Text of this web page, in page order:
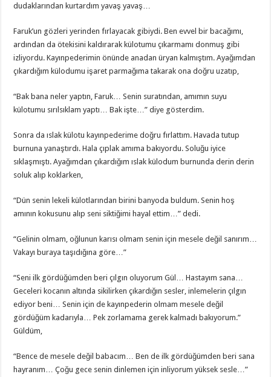
dudaklarından kurtardım yavaş yavaş…
Faruk’un gözleri yerinden fırlayacak gibiydi. Ben evvel bir bacağımı,
ardından da ötekisini kaldırarak külotumu çıkarmamı donmuş gibi
izliyordu. Kayınpederimin önünde anadan üryan kalmıştım. Ayağımdan
çıkardığım külodumu işaret parmağıma takarak ona doğru uzatıp,
“Bak bana neler yaptın, Faruk… Senin suratından, amımın suyu
külotumu sırılsıklam yaptı… Bak işte…” diye gösterdim.
Sonra da ıslak külotu kayınpederime doğru fırlattım. Havada tutup
burnuna yanaştırdı. Hala çıplak amıma bakıyordu. Soluğu iyice
sıklaşmıştı. Ayağımdan çıkardığım ıslak külodum burnunda derin derin
soluk alıp koklarken,
“Dün senin lekeli külotlarından birini banyoda buldum. Senin hoş
amının kokusunu alıp seni siktiğimi hayal ettim…” dedi.
“Gelinin olmam, oğlunun karısı olmam senin için mesele değil sanırım…
Vakayı buraya taşıdığına göre…”
“Seni ilk gördüğümden beri çılgın oluyorum Gül… Hastayım sana…
Geceleri kocanın altında sikilirken çıkardığın sesler, inlemelerin çılgın
ediyor beni… Senin için de kayınpederin olmam mesele değil
gördüğüm kadarıyla… Pek zorlamama gerek kalmadı bakıyorum.”
Güldüm,
“Bence de mesele değil babacım… Ben de ilk gördüğümden beri sana
hayranım… Çoğu gece senin dinlemen için inliyorum yüksek sesle…”